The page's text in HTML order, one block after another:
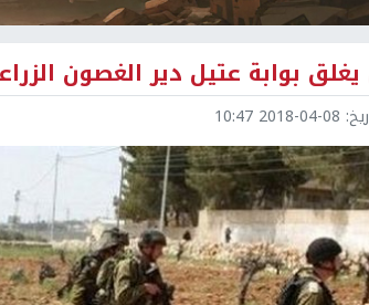
يغلق بوابة عتيل دير الغصون
2018-04-08 10:47